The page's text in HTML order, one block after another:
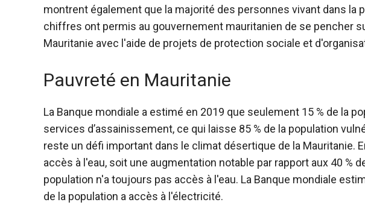
montrent également que la majorité des personnes vivant dans la
chiffres ont permis au gouvernement mauritanien de se pencher
Mauritanie avec l'aide de projets de protection sociale et
Pauvreté en Mauritanie
La Banque mondiale a estimé en 2019 que seulement 15 % de la
services d’assainissement, ce qui laisse 85 % de la population
reste un défi important dans le climat désertique de la Mauritanie.
accès à l'eau, soit une augmentation notable par rapport aux 40 %
population n'a toujours pas accès à l'eau. La Banque mondiale
de la population a accès à l'électricité.